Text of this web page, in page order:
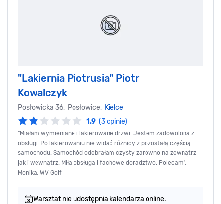
"Lakiernia Piotrusia" Piotr
Kowalczyk
Posłowicka 36, Posłowice, Kielce
1.9 (3 opinie)
"Miałam wymieniane i lakierowane drzwi. Jestem zadowolona z
obsługi. Po lakierowaniu nie widać różnicy z pozostałą częścią
samochodu. Samochód odebrałam czysty zarówno na zewnątrz
jak i wewnątrz. Miła obsługa i fachowe doradztwo. Polecam",
Monika, WV Golf
Warsztat nie udostępnia kalendarza online.